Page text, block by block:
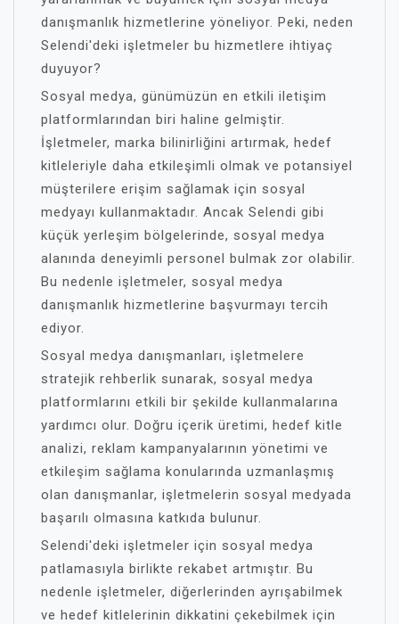
danışmanlık hizmetlerine yöneliyor. Peki, neden
Selendi'deki işletmeler bu hizmetlere ihtiyaç
duyuyor?
Sosyal medya, günümüzün en etkili iletişim
platformlarından biri haline gelmiştir.
İşletmeler, marka bilinirliğini artırmak, hedef
kitleleriyle daha etkileşimli olmak ve potansiyel
müşterilere erişim sağlamak için sosyal
medyayı kullanmaktadır. Ancak Selendi gibi
küçük yerleşim bölgelerinde, sosyal medya
alanında deneyimli personel bulmak zor olabilir.
Bu nedenle işletmeler, sosyal medya
danışmanlık hizmetlerine başvurmayı tercih
ediyor.
Sosyal medya danışmanları, işletmelere
stratejik rehberlik sunarak, sosyal medya
platformlarını etkili bir şekilde kullanmalarına
yardımcı olur. Doğru içerik üretimi, hedef kitle
analizi, reklam kampanyalarının yönetimi ve
etkileşim sağlama konularında uzmanlaşmış
olan danışmanlar, işletmelerin sosyal medyada
başarılı olmasına katkıda bulunur.
Selendi'deki işletmeler için sosyal medya
patlamasıyla birlikte rekabet artmıştır. Bu
nedenle işletmeler, diğerlerinden ayrışabilmek
ve hedef kitlelerinin dikkatini çekebilmek için